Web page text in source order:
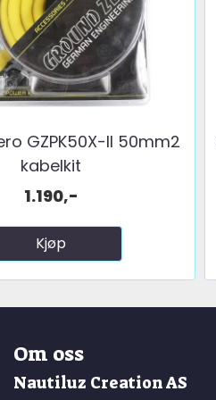
GZPK50X-II 50mm2
kabelkit
1.190,-
Kjøp
Om oss
Nautiluz Creation AS